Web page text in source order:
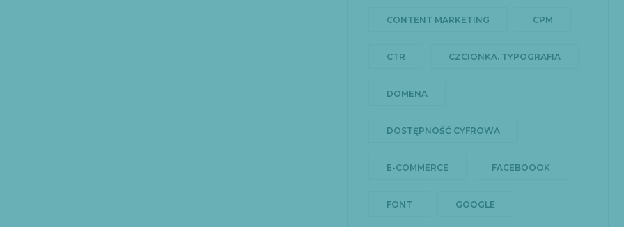
CONTENT MARKETING CPM
CTR CZCIONKA. TYPOGRAFIA
DOMENA
DOSTĘPNOŚĆ CYFROWA
E-COMMERCE FACEBOOOK
FONT GOOGLE